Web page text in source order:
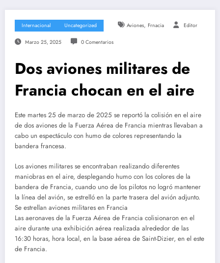
Internacional Uncategorized Aviones, Frnacia Editor
Marzo 25, 2025 0 Comentarios
Dos aviones militares de
Francia chocan en el aire
Este martes 25 de marzo de 2025 se reportó la colisión en el aire
de dos aviones de la Fuerza Aérea de Francia mientras llevaban a
cabo un espectáculo con humo de colores representando la
bandera francesa.
Los aviones militares se encontraban realizando diferentes
maniobras en el aire, desplegando humo con los colores de la
bandera de Francia, cuando uno de los pilotos no logró mantener
la línea del avión, se estrelló en la parte trasera del avión adjunto.
Se estrellan aviones militares en Francia
Las aeronaves de la Fuerza Aérea de Francia colisionaron en el
aire durante una exhibición aérea realizada alrededor de las
16:30 horas, hora local, en la base aérea de Saint-Dizier, en el este
de Francia.